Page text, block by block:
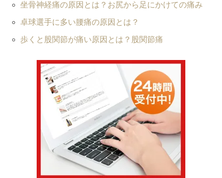
坐骨神経痛の原因とは？お尻から足にかけての痛み
卓球選手に多い腰痛の原因とは？
歩くと股関節が痛い原因とは？股関節痛